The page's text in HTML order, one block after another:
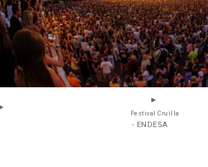
Festival Cruïlla
- ENDESA